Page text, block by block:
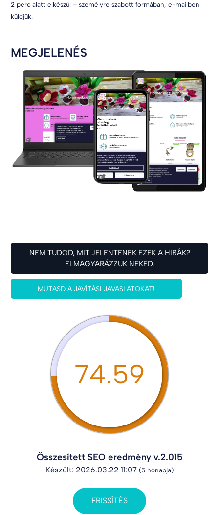
2 perc alatt elkészül – személyre szabott formában, e-mailben
küldjük.
MEGJELENÉS
NEM TUDOD, MIT JELENTENEK EZEK A HIBÁK?
ELMAGYARÁZZUK NEKED.
MUTASD A JAVÍTÁSI JAVASLATOKAT!
74.59
Összesített SEO eredmény v.2.015
Készült: 2026.03.22 11:07 (5 hónapja)
FRISSÍTÉS